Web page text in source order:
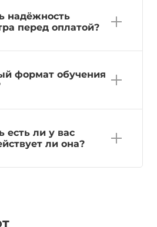
надёжность
перед оплатой?
формат обучения
есть ли у вас
ли она?